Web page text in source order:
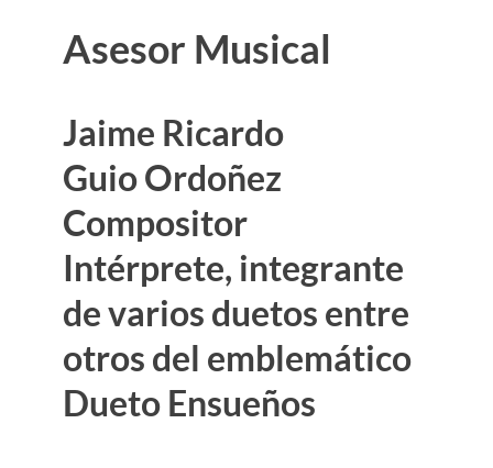
Asesor Musical
Jaime Ricardo
Guio Ordoñez
Compositor
Intérprete, integrante
de varios duetos entre
otros del emblemático
Dueto Ensueños